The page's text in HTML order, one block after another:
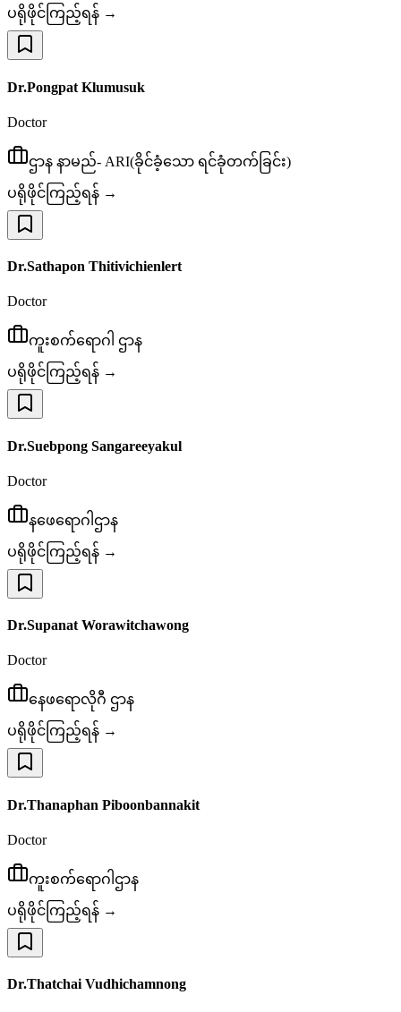
ပရိုဖိုင်ကြည့်ရန် →
Dr.Pongpat Klumusuk
Doctor
ဌာန နာမည်- ARI(ခိုင်ခံ့သော ရင်ခုံတက်ခြင်း)
ပရိုဖိုင်ကြည့်ရန် →
Dr.Sathapon Thitivichienlert
Doctor
ကူးစက်ရောဂါ ဌာန
ပရိုဖိုင်ကြည့်ရန် →
Dr.Suebpong Sangareeyakul
Doctor
နဖေရောဂါဌာန
ပရိုဖိုင်ကြည့်ရန် →
Dr.Supanat Worawitchawong
Doctor
နေဖရောလိုဂီ ဌာန
ပရိုဖိုင်ကြည့်ရန် →
Dr.Thanaphan Piboonbannakit
Doctor
ကူးစက်ရောဂါဌာန
ပရိုဖိုင်ကြည့်ရန် →
Dr.Thatchai Vudhichamnong